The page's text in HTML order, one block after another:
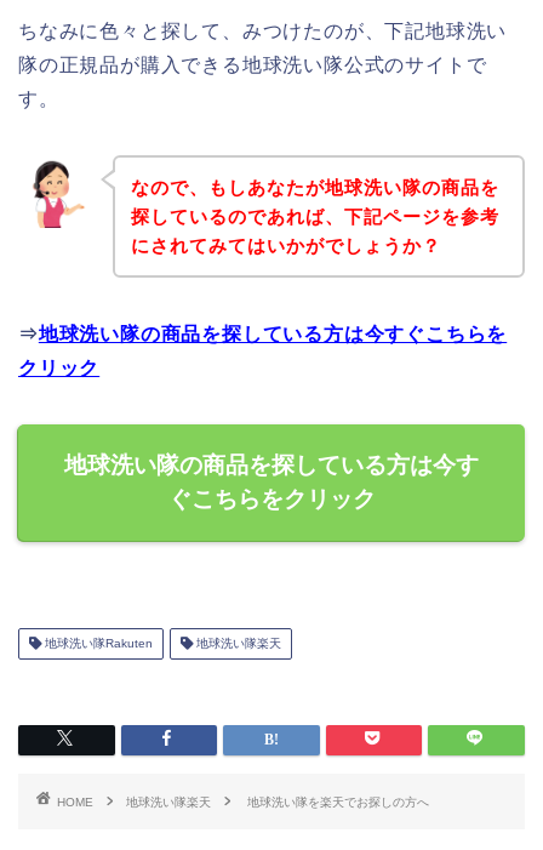
ちなみに色々と探して、みつけたのが、下記地球洗い
隊の正規品が購入できる地球洗い隊公式のサイトで
す。
なので、もしあなたが地球洗い隊の商品を
探しているのであれば、下記ページを参考
にされてみてはいかがでしょうか？
⇒地球洗い隊の商品を探している方は今すぐこちらを
クリック
地球洗い隊の商品を探している方は今す
ぐこちらをクリック
地球洗い隊Rakuten 地球洗い隊楽天
HOME 地球洗い隊楽天 地球洗い隊を楽天でお探しの方へ